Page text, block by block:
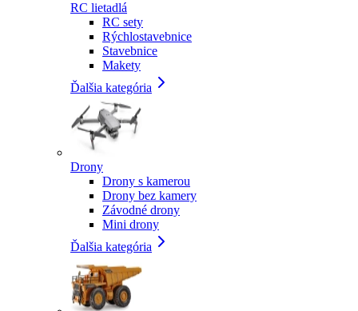
RC lietadlá
RC sety
Rýchlostavebnice
Stavebnice
Makety
Ďalšia kategória
Drony
Drony s kamerou
Drony bez kamery
Závodné drony
Mini drony
Ďalšia kategória